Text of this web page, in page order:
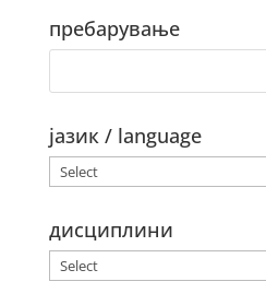
пребарување
јазик / language
дисциплини